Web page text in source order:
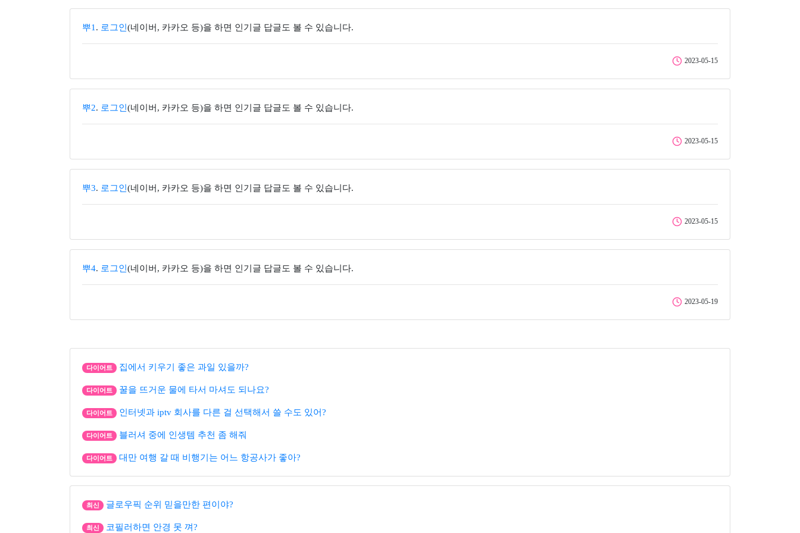
뿌1 . 로그인 (네이버, 카카오 등)을 하면 인기글 답글도 볼 수 있습니다.
2023-05-15
뿌2. 로그인 (네이버, 카카오 등)을 하면 인기글 답글도 볼 수 있습니다.
2023-05-15
뿌3. 로그인 (네이버, 카카오 등)을 하면 인기글 답글도 볼 수 있습니다.
2023-05-15
뿌4. 로그인 (네이버, 카카오 등)을 하면 인기글 답글도 볼 수 있습니다.
2023-05-19
다이어트 집에서 키우기 좋은 과일 있을까?
다이어트 꿀을 뜨거운 물에 타서 마셔도 되나요?
다이어트 인터넷과 iptv 회사를 다른 걸 선택해서 쓸 수도 있어?
다이어트 블러셔 중에 인생템 추천 좀 해줘
다이어트 대만 여행 갈 때 비행기는 어느 항공사가 좋아?
최신 글로우픽 순위 믿을만한 편이야?
최신 코필러하면 안경 못 껴?